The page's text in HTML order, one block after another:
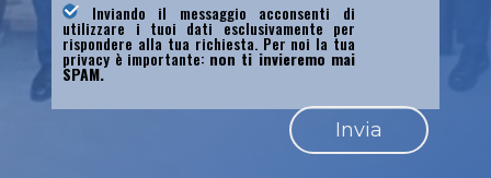
Inviando il messaggio acconsenti di
utilizzare i tuoi dati esclusivamente per
rispondere alla tua richiesta. Per noi la tua
privacy è importante: non ti invieremo mai
SPAM.